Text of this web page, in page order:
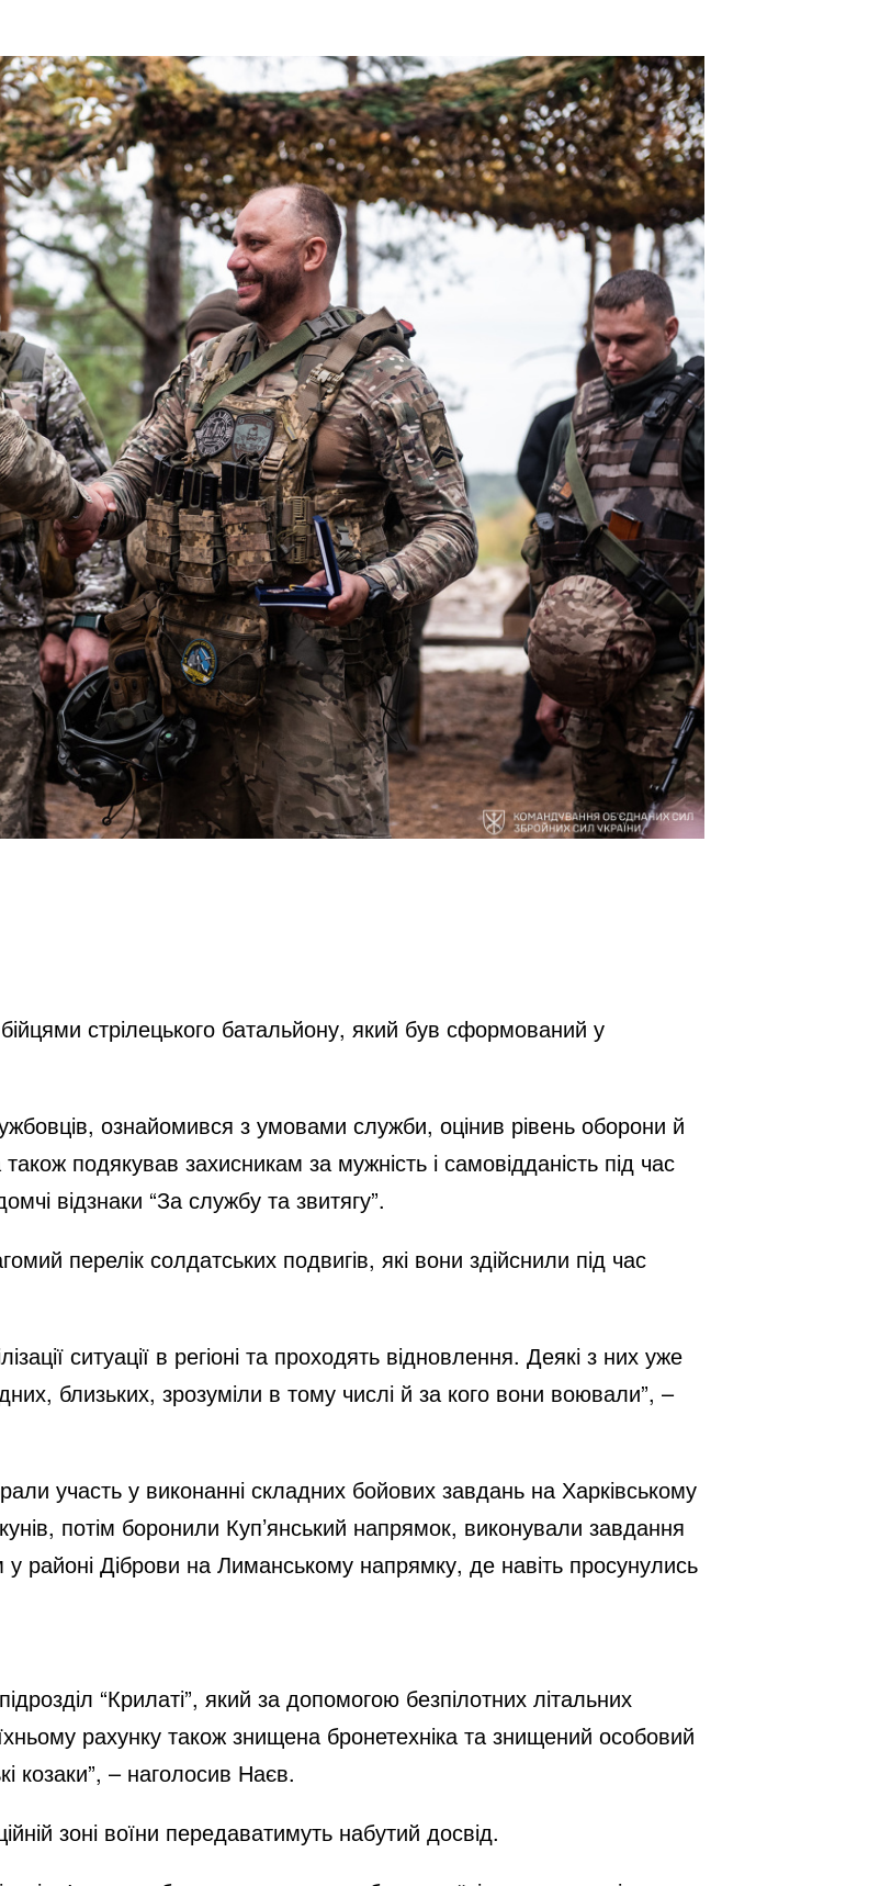
стрілецького батальйону, який був сформований у
ознайомився з умовами служби, оцінив рівень оборони й
подякував захисникам за мужність і самовідданість під час
відзнаки “За службу та звитягу”.
перелік солдатських подвигів, які вони здійснили під час
ситуації в регіоні та проходять відновлення. Деякі з них уже
близьких, зрозуміли в тому числі й за кого вони воювали”, –
участь у виконанні складних бойових завдань на Харківському
потім боронили Куп’янський напрямок, виконували завдання
у районі Діброви на Лиманському напрямку, де навіть просунулись
“Крилаті”, який за допомогою безпілотних літальних
рахунку також знищена бронетехніка та знищений особовий
козаки”, – наголосив Наєв.
зоні воїни передаватимуть набутий досвід.